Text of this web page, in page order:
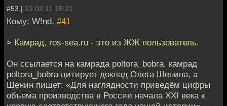
#53 | 12.02.11 15:21
Кому: W!nd, #41
> Камрад, ros-sea.ru - это из ЖЖ пользователь.
Он ссылается на камрада poltora_bobra, камрад
poltora_bobra цитирует доклад Олега Шенина, а
Шенин пишет: «Для наглядности приведём цифры
объема производства в России начала XXI века к